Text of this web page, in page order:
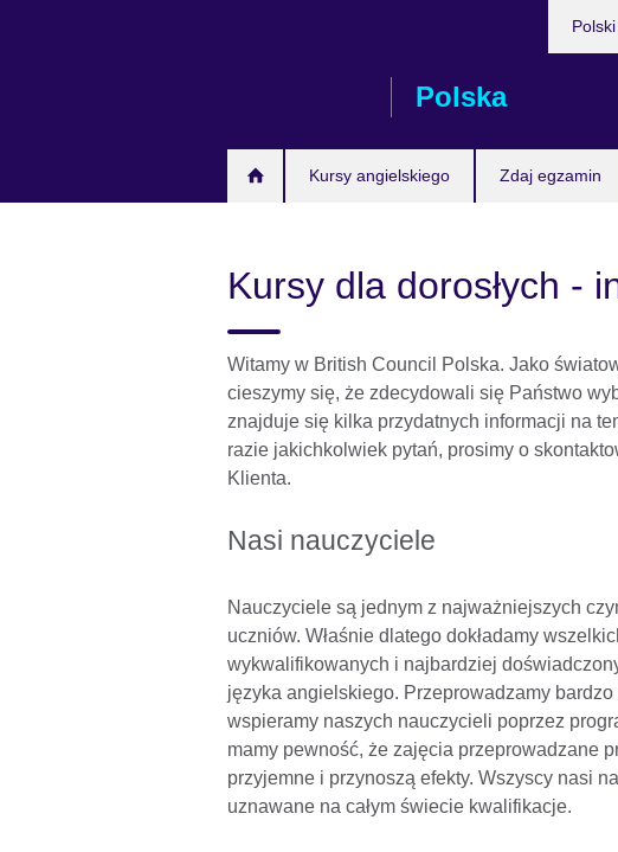
Polska
Kursy angielskiego Zdaj egzamin
Polski
Kursy dla dorosłych -
Witamy w British Council Polska. Jako
cieszymy się, że zdecydowali się Państwo
znajduje się kilka przydatnych informacji na
razie jakichkolwiek pytań, prosimy o
Klienta.
Nasi nauczyciele
Nauczyciele są jednym z najważniejszych
uczniów. Właśnie dlatego dokładamy
wykwalifikowanych i najbardziej
języka angielskiego. Przeprowadzamy
wspieramy naszych nauczycieli poprzez
mamy pewność, że zajęcia przeprowadzane
przyjemne i przynoszą efekty. Wszyscy nasi
uznawane na całym świecie kwalifikacje.